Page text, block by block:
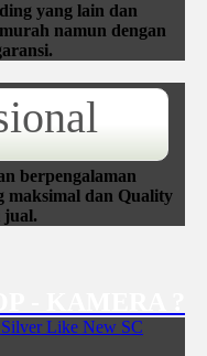
yang lain dan
namun dengan
berpengalaman
maksimal dan Quality
jual.